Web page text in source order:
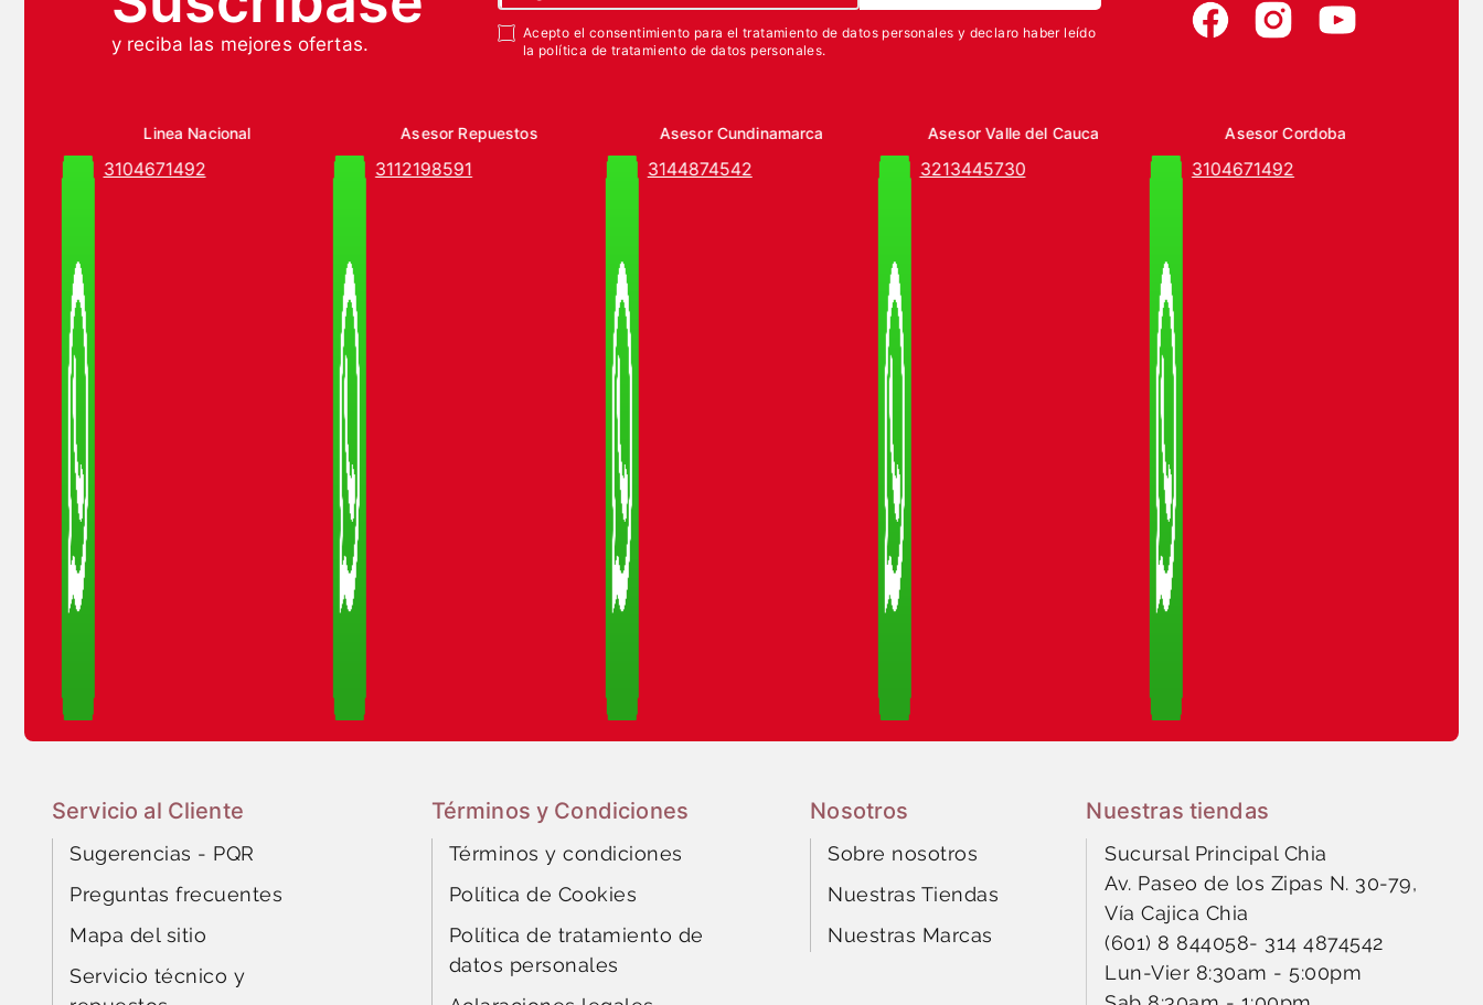
y reciba las mejores ofertas.
Acepto el consentimiento para el tratamiento de datos personales y declaro haber leído
la política de tratamiento de datos personales.
Linea Nacional
3104671492
Asesor Repuestos
3112198591
Asesor Cundinamarca
3144874542
Asesor Valle del Cauca
3213445730
Asesor Cordoba
3104671492
Servicio al Cliente
Sugerencias - PQR
Preguntas frecuentes
Mapa del sitio
Servicio técnico y
Términos y Condiciones
Términos y condiciones
Política de Cookies
Política de tratamiento de
datos personales
Nosotros
Sobre nosotros
Nuestras Tiendas
Nuestras Marcas
Nuestras tiendas
Sucursal Principal Chia
Av. Paseo de los Zipas N. 30-79,
Vía Cajica Chia
(601) 8 844058- 314 4874542
Lun-Vier 8:30am - 5:00pm